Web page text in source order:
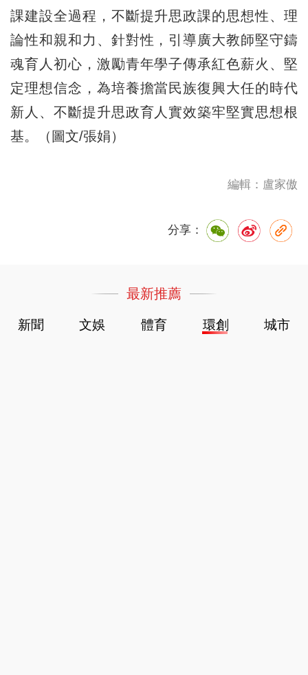
課建設全過程，不斷提升思政課的思想性、理
論性和親和力、針對性，引導廣大教師堅守鑄
魂育人初心，激勵青年學子傳承紅色薪火、堅
定理想信念，為培養擔當民族復興大任的時代
新人、不斷提升思政育人實效築牢堅實思想根
基。（圖文/張娟）
編輯：盧家傲
分享：
最新推薦
新聞 文娛 體育 環創 城市